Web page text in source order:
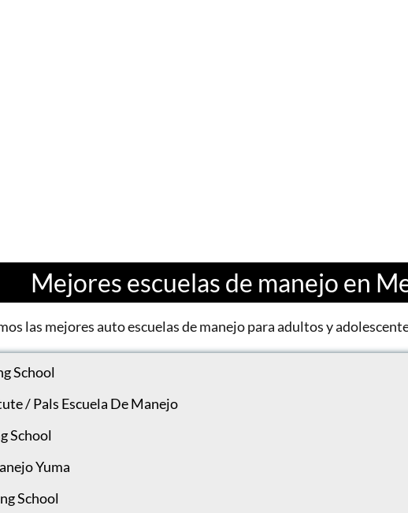
Mejores escuelas de manejo en
las mejores auto escuelas de manejo para adultos y
School
/ Pals Escuela De Manejo
School
Yuma
School